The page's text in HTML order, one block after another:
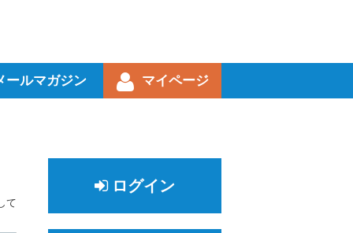
ールマガジン マイページ
て
ログイン